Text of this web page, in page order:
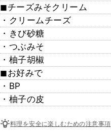
◼︎チーズみそクリーム
・クリームチーズ
・きび砂糖
・つぶみそ
・柚子胡椒
◼︎お好みで
・BP
・柚子の皮
料理を安全に楽しむための注意事項